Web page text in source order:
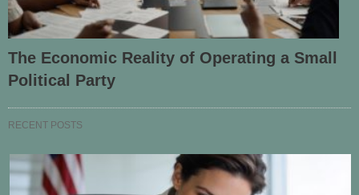
The Economic Reality of Operating a Small
Political Party
RECENT POSTS